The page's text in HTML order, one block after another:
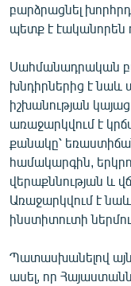
բարձրացնել
պետք է էականորեն
Սահմանադրական
խնդիրներից է նաև
իշխանության
առաջարկվում է
քանակը՝
համակարգին,
վերաքննության և
Առաջարկվում է
ինստիտուտի
Պատասխանելով այն
ասել, որ